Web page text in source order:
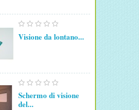
Visione da lontano...
Schermo di visione
del...